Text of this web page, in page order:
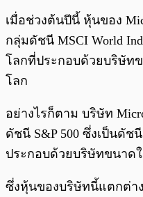
เมื่อช่วงต้นปีนี้ หุ้นของ
กลุ่มดัชนี MSCI World
โลกที่ประกอบด้วยบริษัท
โลก
อย่างไรก็ตาม บริษัท
ดัชนี S&P 500 ซึ่งเป็นดั
ประกอบด้วยบริษัทขนาด
ซึ่งหุ้นของบริษัทนี้แตกต่า